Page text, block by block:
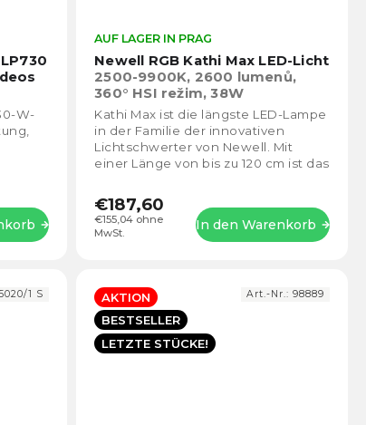
durchschnittliche
Produktbewertung
Sternen.
W-
Newell RGB Kathi Max LED-Licht
2500-9900K, 2600 lumenů,
360° HSI režim, 38W
AUF LAGER IN PRAG
€155,04 ohne
MwSt.
€187,60
In den Warenkorb
Kathi Max ist die längste LED-Lampe
in der Familie der innovativen
Lichtschwerter von Newell. Mit
einer Länge von bis zu 120 cm ist das
Fotos...
1 S
AKTION
BESTSELLER
LETZTE STÜCKE!
Art.-Nr.: 98889